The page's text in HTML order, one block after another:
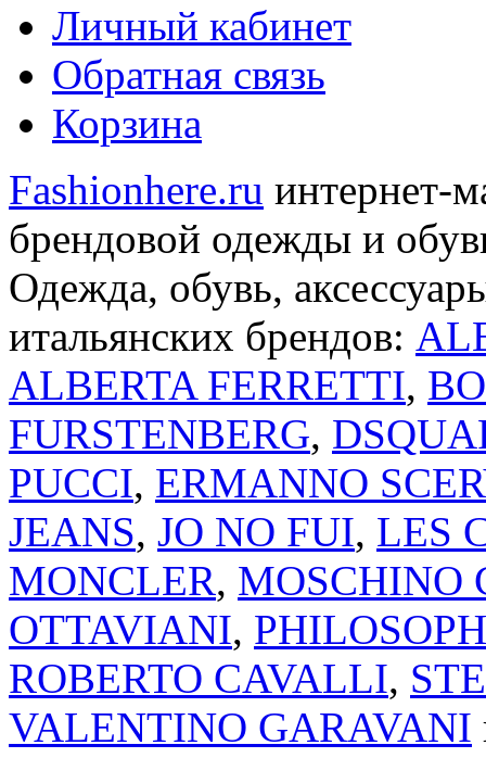
Личный кабинет
Обратная связь
Корзина
Fashionhere.ru интернет-
брендовой одежды и
Одежда, обувь,
итальянских брендов:
ALBERTA FERRETTI,
FURSTENBERG,
PUCCI, ERMANNO
JEANS, JO NO FUI, LES
MONCLER, MOSCHINO
OTTAVIANI,
ROBERTO CAVALLI,
VALENTINO GARAVANI